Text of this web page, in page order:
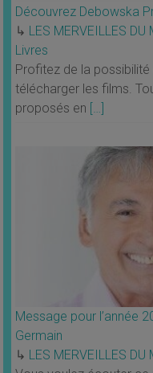
Découvrez Debowska
↳ LES MERVEILLES DU
Livres
Profitez de la possibilité
télécharger les films.
proposés en […]
Message pour l’année
Germain
↳ LES MERVEILLES DU